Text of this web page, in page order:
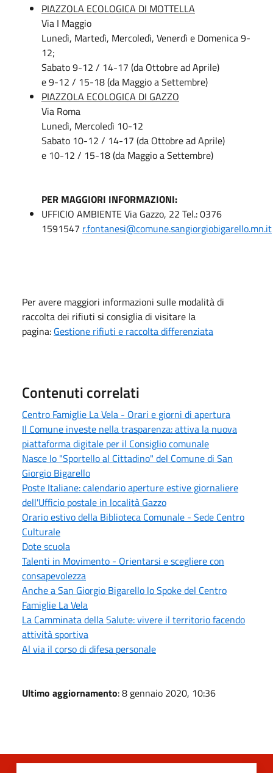
PIAZZOLA ECOLOGICA DI MOTTELLA
Via I Maggio
Lunedì, Martedì, Mercoledì, Venerdì e Domenica 9-
12;
Sabato 9-12 / 14-17 (da Ottobre ad Aprile)
e 9-12 / 15-18 (da Maggio a Settembre)
PIAZZOLA ECOLOGICA DI GAZZO
Via Roma
Lunedì, Mercoledì 10-12
Sabato 10-12 / 14-17 (da Ottobre ad Aprile)
e 10-12 / 15-18 (da Maggio a Settembre)
PER MAGGIORI INFORMAZIONI:
UFFICIO AMBIENTE Via Gazzo, 22 Tel.: 0376
1591547 r.fontanesi@comune.sangiorgiobigarello.mn.it
Per avere maggiori informazioni sulle modalità di
raccolta dei rifiuti si consiglia di visitare la
pagina: Gestione rifiuti e raccolta differenziata
Contenuti correlati
Centro Famiglie La Vela - Orari e giorni di apertura
Il Comune investe nella trasparenza: attiva la nuova
piattaforma digitale per il Consiglio comunale
Nasce lo "Sportello al Cittadino" del Comune di San
Giorgio Bigarello
Poste Italiane: calendario aperture estive giornaliere
dell'Ufficio postale in località Gazzo
Orario estivo della Biblioteca Comunale - Sede Centro
Culturale
Dote scuola
Talenti in Movimento - Orientarsi e scegliere con
consapevolezza
Anche a San Giorgio Bigarello lo Spoke del Centro
Famiglie La Vela
La Camminata della Salute: vivere il territorio facendo
attività sportiva
Al via il corso di difesa personale
Ultimo aggiornamento: 8 gennaio 2020, 10:36